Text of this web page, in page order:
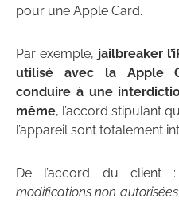
pour une Apple Card.
Par exemple, jailbreaker
utilisé avec la Apple
conduire à une
même, l’accord stipulant
l’appareil sont totalement
De l’accord du client
modifications non